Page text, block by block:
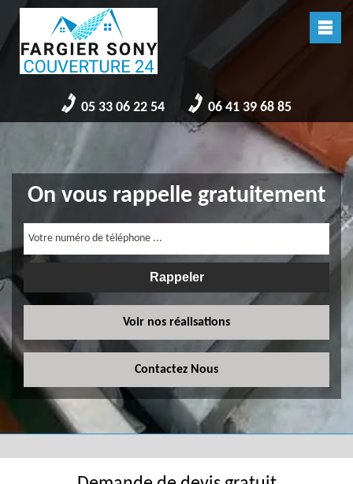
05 33 06 22 54 06 41 39 68 85
On vous rappelle gratuitement
Voir nos réalisations
Contactez Nous